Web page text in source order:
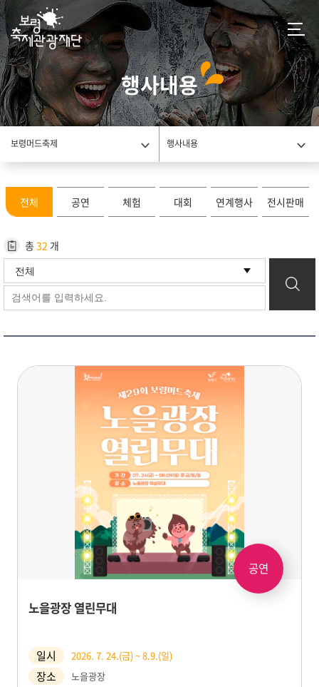
행사내용
보령머드축제 행사내용
전체 공연 체험 대회 연계행사 전시판매
총 32 개
공연
노을광장 열린무대
일시 2026. 7. 24.(금) ~ 8.9.(일)
장소 노을광장